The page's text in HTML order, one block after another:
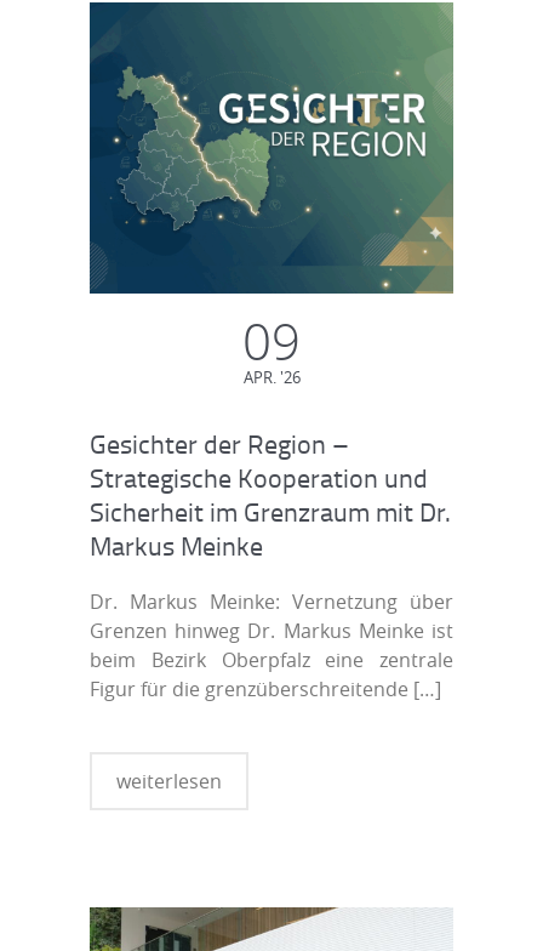
09
APR. '26
Gesichter der Region –
Strategische Kooperation und
Sicherheit im Grenzraum mit Dr.
Markus Meinke
Dr. Markus Meinke: Vernetzung über
Grenzen hinweg Dr. Markus Meinke ist
beim Bezirk Oberpfalz eine zentrale
Figur für die grenzüberschreitende […]
weiterlesen